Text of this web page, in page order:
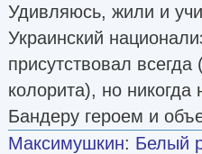
Удивляюсь, жили и
Украинский
присутствовал
колорита), но
Бандеру героем и
Максимушкин: Белый